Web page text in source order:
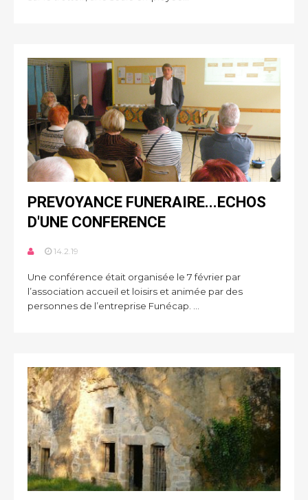
PREVOYANCE FUNERAIRE...ECHOS
D'UNE CONFERENCE
14.2.19
Une conférence était organisée le 7 février par
l’association accueil et loisirs et animée par des
personnes de l’entreprise Funécap. ...